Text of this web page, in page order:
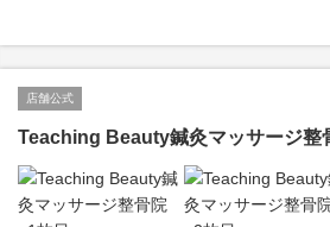
店舗公式
Teaching Beauty鍼灸マッサージ整